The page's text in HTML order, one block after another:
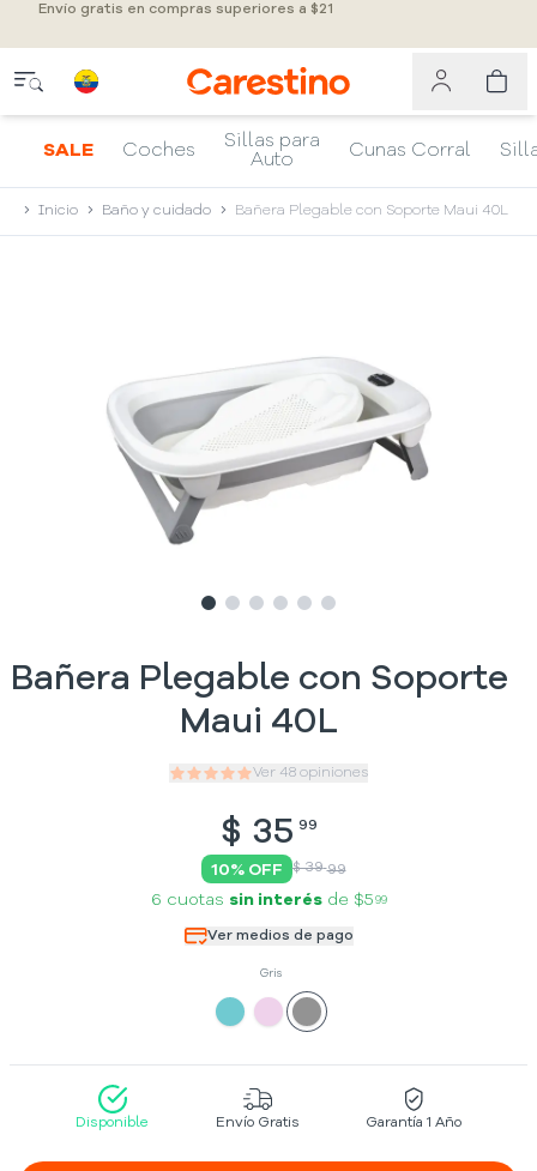
Envío gratis en compras superiores a $21
SALE Coches
Sillas para
Auto
Cunas Corral
Inicio Baño y cuidado Bañera Plegable con Soporte Maui 40L
Slide1
Slide2
Slide3
Slide4
SlideSlide
Bañera Plegable con Soporte
Maui 40L
Ver 48 opiniones
$ 35 99
10% OFF $ 39 99
6 cuotas sin interésde $5 99
Ver medios de pago
Gris
Disponible Envío Gratis Garantía 1 Año